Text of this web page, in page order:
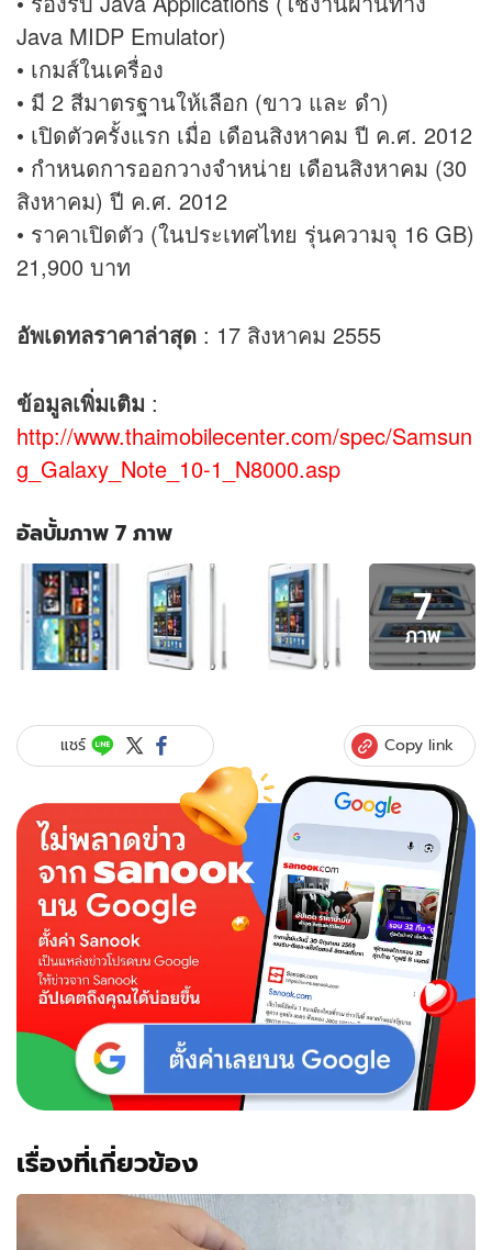
Java MIDP Emulator)
• เกมส์ในเครื่อง
• มี 2 สีมาตรฐานให้เลือก (ขาว และ ดำ)
• เปิดตัวครั้งแรก เมื่อ เดือนสิงหาคม ปี ค.ศ. 2012
• กำหนดการออกวางจำหน่าย เดือนสิงหาคม (30
สิงหาคม) ปี ค.ศ. 2012
• ราคาเปิดตัว (ในประเทศไทย รุ่นความจุ 16 GB)
21,900 บาท
อัพเดทลราคาล่าสุด : 17 สิงหาคม 2555
ข้อมูลเพิ่มเติม :
http://www.thaimobilecenter.com/spec/Samsun
g_Galaxy_Note_10-1_N8000.asp
อัลบั้มภาพ 7 ภาพ
อัลบั้ม
ภาพ
ภาพ
ของ
Note
10.1
7
ภาพ
แชร์ Copy link
เรื่องที่เกี่ยวข้อง